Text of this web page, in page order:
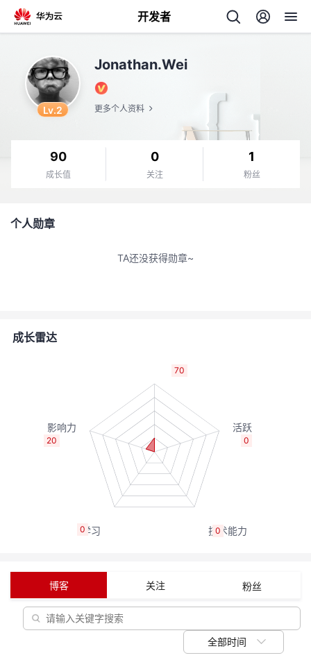
开发者
者
动
关
我
的
我
Lv.2
Jonathan.Wei
更多个人资料
90
成长值
0
关注
1
粉丝
个人勋章
TA还没获得勋章~
成长雷达
70
0
0
0
20
博客 关注 粉丝
全部时间